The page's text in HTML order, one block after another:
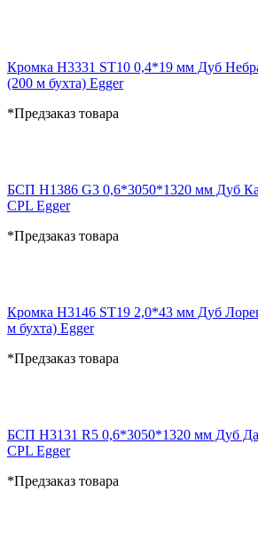
Кромка H3331 ST10 0,4*19 мм Дуб
(200 м бухта) Egger
*Предзаказ товара
БСП H1386 G3 0,6*3050*1320 мм Дуб
CPL Egger
*Предзаказ товара
Кромка H3146 ST19 2,0*43 мм Дуб
м бухта) Egger
*Предзаказ товара
БСП H3131 R5 0,6*3050*1320 мм Дуб
CPL Egger
*Предзаказ товара